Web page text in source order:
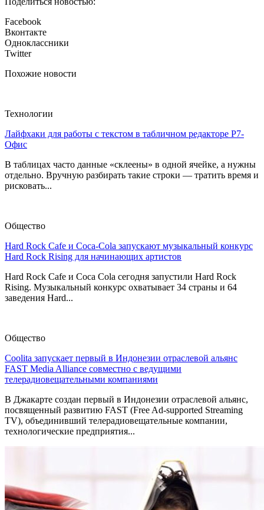
Facebook
Вконтакте
Одноклассники
Twitter
Похожие новости
Технологии
Лайфхаки для работы с текстом в табличном редакторе Р7-
Офис
В таблицах часто данные «склеены» в одной ячейке, а нужны
отдельно. Вручную разбирать такие строки — тратить время и
рисковать...
Общество
Hard Rock Cafe и Coca-Cola запускают музыкальный конкурс
Hard Rock Rising для начинающих артистов
Hard Rock Cafe и Coca Cola сегодня запустили Hard Rock
Rising. Музыкальный конкурс охватывает 34 страны и 64
заведения Hard...
Общество
Coolita запускает первый в Индонезии отраслевой альянс
FAST Media Alliance совместно с ведущими
телерадиовещательными компаниями
В Джакарте создан первый в Индонезии отраслевой альянс,
посвященный развитию FAST (Free Ad-supported Streaming
TV), объединивший телерадиовещательные компании,
технологические предприятия...